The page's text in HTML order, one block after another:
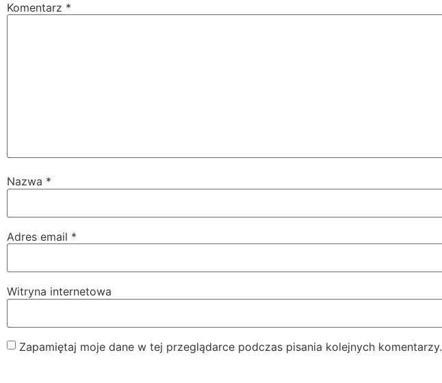
Komentarz *
Nazwa *
Adres email *
Witryna internetowa
Zapamiętaj moje dane w tej przeglądarce podczas pisania kolejnych komentarzy.